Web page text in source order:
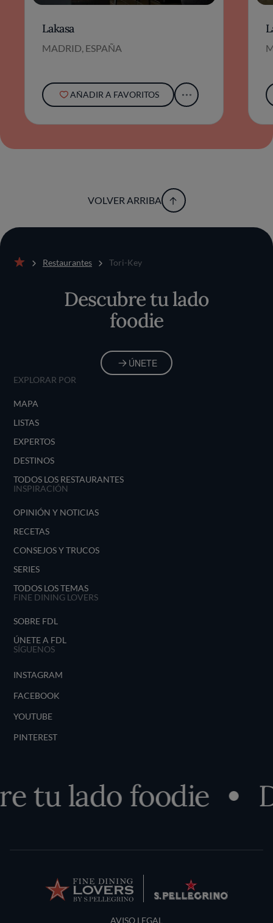
Lakasa
MADRID, ESPAÑA
AÑADIR A FAVORITOS
VOLVER ARRIBA
Restaurantes Tori-Key
Descubre tu lado
foodie
ÚNETE
EXPLORAR POR
MAPA
LISTAS
EXPERTOS
DESTINOS
TODOS LOS RESTAURANTES
INSPIRACIÓN
OPINIÓN Y NOTICIAS
RECETAS
CONSEJOS Y TRUCOS
SERIES
TODOS LOS TEMAS
FINE DINING LOVERS
SOBRE FDL
ÚNETE A FDL
SÍGUENOS
INSTAGRAM
FACEBOOK
YOUTUBE
PINTEREST
tu lado foodie
Terms and Conditions
AVISO LEGAL